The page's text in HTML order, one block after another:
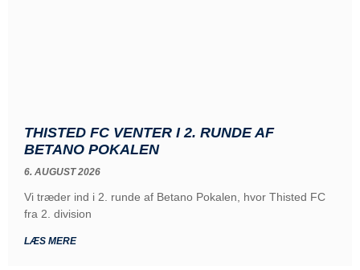
THISTED FC VENTER I 2. RUNDE AF
BETANO POKALEN
6. AUGUST 2026
Vi træder ind i 2. runde af Betano Pokalen, hvor Thisted FC
fra 2. division
LÆS MERE